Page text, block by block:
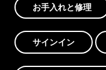
お手入れと修理
サインイン